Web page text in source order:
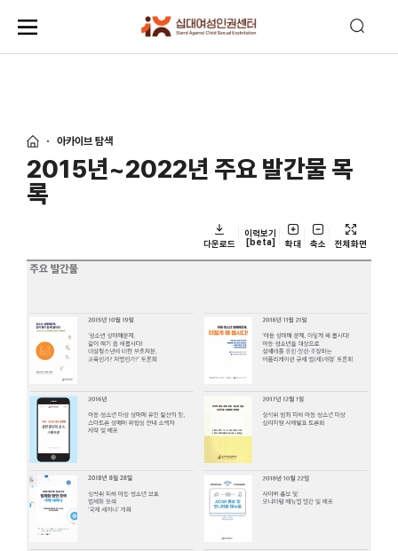
아카이브 탐색
2015년~2022년 주요 발간물 목
록
다운로드
이력보기
[beta]
확대 축소 전체화면